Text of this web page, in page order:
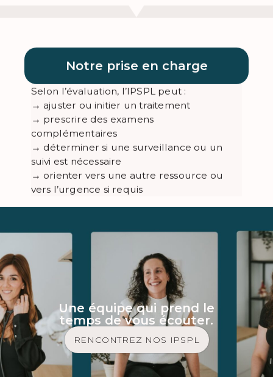
Notre prise en charge
Selon l’évaluation, l’IPSPL peut :
→ ajuster ou initier un traitement
→ prescrire des examens
complémentaires
→ déterminer si une surveillance ou un
suivi est nécessaire
→ orienter vers une autre ressource ou
vers l’urgence si requis
Une équipe qui prend le
temps de vous écouter.
RENCONTREZ NOS IPSPL